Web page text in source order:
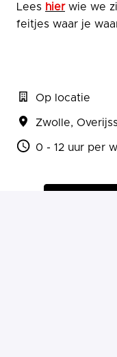
Lees hierwie we
feitjes waar je
Op locatie
Zwolle,
0 - 12 uur per